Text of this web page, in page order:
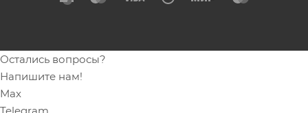
Остались вопросы?
Напишите нам!
Max